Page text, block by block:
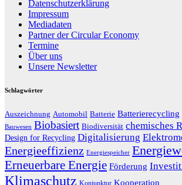
Datenschutzerklärung
Impressum
Mediadaten
Partner der Circular Economy
Termine
Über uns
Unsere Newsletter
Schlagwörter
Auszeichnung Automobil Batterie Batterierecycling
Bauwesen Biobasiert Biodiversität chemisches
Design for Recycling Digitalisierung
Energieeffizienz Energiespeicher
Erneuerbare Energie Förderung
Klimaschutz Konjunktur Kooperation